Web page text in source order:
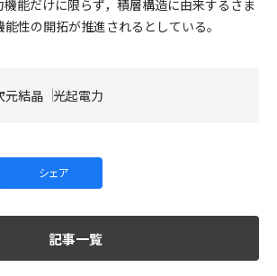
能だけに限らず，積層構造に由来するさま
性の開拓が推進されるとしている。
元結晶 光起電力
シェア
記事一覧